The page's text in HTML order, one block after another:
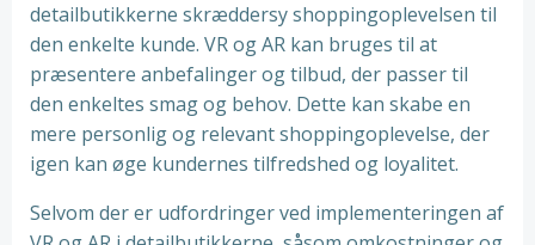
detailbutikkerne skræddersy shoppingoplevelsen til
den enkelte kunde. VR og AR kan bruges til at
præsentere anbefalinger og tilbud, der passer til
den enkeltes smag og behov. Dette kan skabe en
mere personlig og relevant shoppingoplevelse, der
igen kan øge kundernes tilfredshed og loyalitet.
Selvom der er udfordringer ved implementeringen af